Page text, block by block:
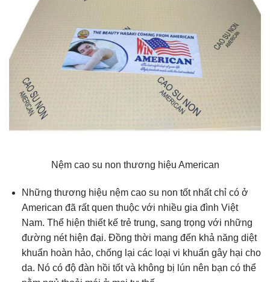
Nệm cao su non thương hiệu American
Những thương hiệu nệm cao su non tốt nhất chỉ có ở
American đã rất quen thuộc với nhiều gia đình Việt
Nam. Thể hiện thiết kế trẻ trung, sang trọng với những
đường nét hiện đại. Đồng thời mang đến khả năng diệt
khuẩn hoàn hảo, chống lại các loại vi khuẩn gây hại cho
da. Nó có độ đàn hồi tốt và không bị lún nên bạn có thể